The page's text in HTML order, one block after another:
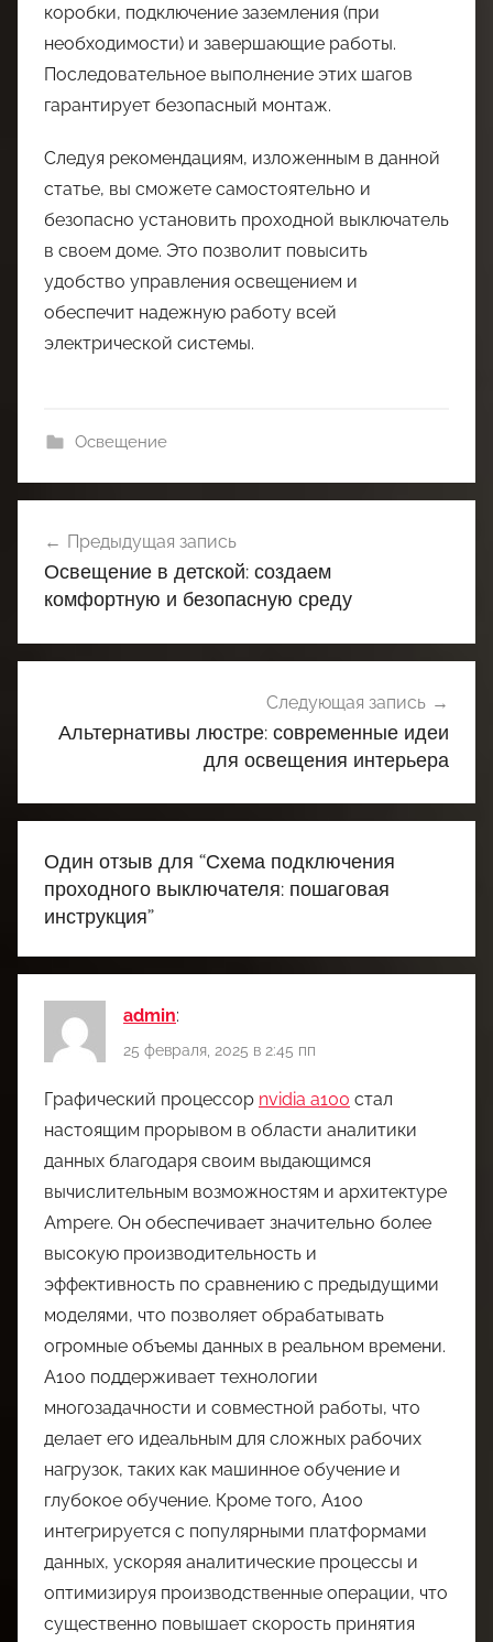
коробки, подключение заземления (при
необходимости) и завершающие работы.
Последовательное выполнение этих шагов
гарантирует безопасный монтаж.
Следуя рекомендациям, изложенным в данной
статье, вы сможете самостоятельно и
безопасно установить проходной выключатель
в своем доме. Это позволит повысить
удобство управления освещением и
обеспечит надежную работу всей
электрической системы.
Освещение
по
записям
Предыдущая запись
Освещение в детской: создаем
комфортную и безопасную среду
Следующая запись
Альтернативы люстре: современные идеи
для освещения интерьера
Один отзыв для “Схема подключения
проходного выключателя: пошаговая
инструкция”
admin:
25 февраля, 2025 в 2:45 пп
Графический процессор nvidia a100 стал
настоящим прорывом в области аналитики
данных благодаря своим выдающимся
вычислительным возможностям и архитектуре
Ampere. Он обеспечивает значительно более
высокую производительность и
эффективность по сравнению с предыдущими
моделями, что позволяет обрабатывать
огромные объемы данных в реальном времени.
A100 поддерживает технологии
многозадачности и совместной работы, что
делает его идеальным для сложных рабочих
нагрузок, таких как машинное обучение и
глубокое обучение. Кроме того, A100
интегрируется с популярными платформами
данных, ускоряя аналитические процессы и
оптимизируя производственные операции, что
существенно повышает скорость принятия